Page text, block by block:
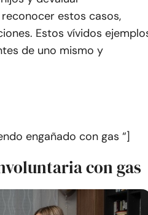
estos casos,
Estos vívidos
de uno mismo y
engañado con gas “]
con gas